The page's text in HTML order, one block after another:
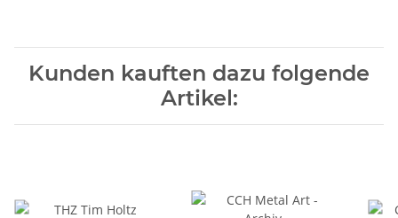
Kunden kauften dazu folgende
Artikel: